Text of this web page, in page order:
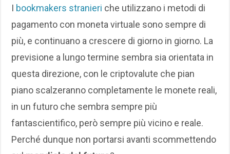
I bookmakers stranieri che utilizzano i metodi di
pagamento con moneta virtuale sono sempre di
più, e continuano a crescere di giorno in giorno. La
previsione a lungo termine sembra sia orientata in
questa direzione, con le criptovalute che pian
piano scalzeranno completamente le monete reali,
in un futuro che sembra sempre più
fantascientifico, però sempre più vicino e reale.
Perché dunque non portarsi avanti scommettendo